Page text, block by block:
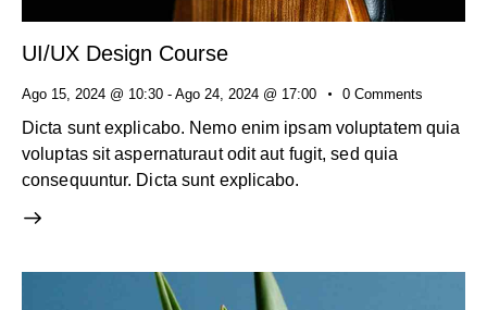
UI/UX Design Course
Ago 15, 2024 @ 10:30 - Ago 24, 2024 @ 17:00 0 Comments
Dicta sunt explicabo. Nemo enim ipsam voluptatem quia
voluptas sit aspernaturaut odit aut fugit, sed quia
consequuntur. Dicta sunt explicabo.